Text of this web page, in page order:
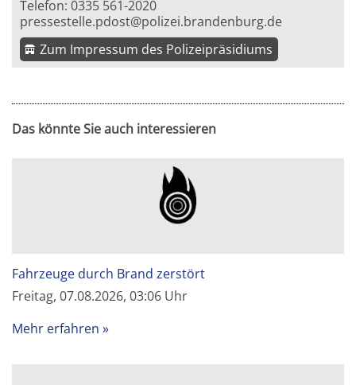
Telefon: 0335 561-2020
pressestelle.pdost@polizei.brandenburg.de
Zum Impressum des Polizeipräsidiums
Das könnte Sie auch interessieren
Fahrzeuge durch Brand zerstört
Freitag, 07.08.2026, 03:06 Uhr
Mehr erfahren